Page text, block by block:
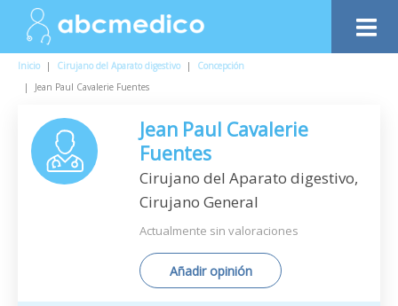
Inicio | Cirujano del Aparato digestivo |
Concepción
|
Jean Paul Cavalerie Fuentes
Jean Paul Cavalerie
Fuentes
Cirujano del Aparato digestivo,
Cirujano General
Actualmente sin valoraciones
Añadir opinión